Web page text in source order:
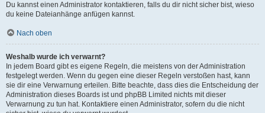
Du kannst einen Administrator kontaktieren, falls du dir nicht sicher bist, wieso
du keine Dateianhänge anfügen kannst.
Nach oben
Weshalb wurde ich verwarnt?
In jedem Board gibt es eigene Regeln, die meistens von der Administration
festgelegt werden. Wenn du gegen eine dieser Regeln verstoßen hast, kann
sie dir eine Verwarnung erteilen. Bitte beachte, dass dies die Entscheidung der
Administration dieses Boards ist und phpBB Limited nichts mit dieser
Verwarnung zu tun hat. Kontaktiere einen Administrator, sofern du die nicht